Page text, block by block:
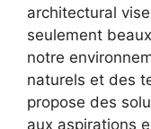
architectural
seulement
notre
naturels et des
propose des
aux aspirations